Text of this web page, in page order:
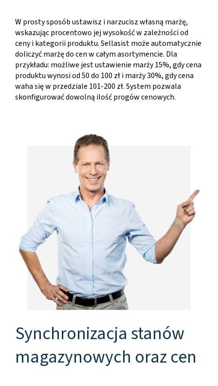
W prosty sposób ustawisz i narzucisz własną marżę,
wskazując procentowo jej wysokość w zależności od
ceny i kategorii produktu. Sellasist może automatycznie
doliczyć marżę do cen w całym asortymencie. Dla
przykładu: możliwe jest ustawienie marży 15%, gdy cena
produktu wynosi od 50 do 100 zł i marży 30%, gdy cena
waha się w przedziale 101-200 zł. System pozwala
skonfigurować dowolną ilość progów cenowych.
Synchronizacja stanów
magazynowych oraz cen